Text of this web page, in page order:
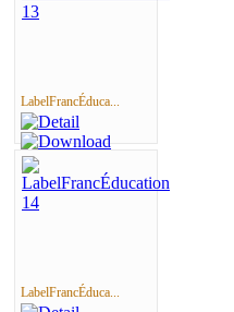
LabelFrancÉduca...
LabelFrancÉduca...